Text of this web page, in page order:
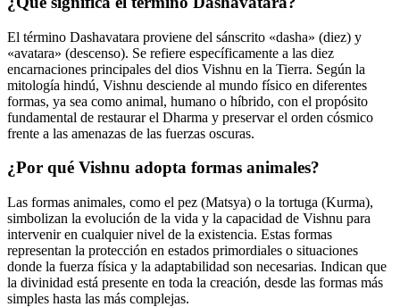
El término Dashavatara proviene del sánscrito «dasha» (diez) y
«avatara» (descenso). Se refiere específicamente a las diez
encarnaciones principales del dios Vishnu en la Tierra. Según la
mitología hindú, Vishnu desciende al mundo físico en diferentes
formas, ya sea como animal, humano o híbrido, con el propósito
fundamental de restaurar el Dharma y preservar el orden cósmico
frente a las amenazas de las fuerzas oscuras.
¿Por qué Vishnu adopta formas animales?
Las formas animales, como el pez (Matsya) o la tortuga (Kurma),
simbolizan la evolución de la vida y la capacidad de Vishnu para
intervenir en cualquier nivel de la existencia. Estas formas
representan la protección en estados primordiales o situaciones
donde la fuerza física y la adaptabilidad son necesarias. Indican que
la divinidad está presente en toda la creación, desde las formas más
simples hasta las más complejas.